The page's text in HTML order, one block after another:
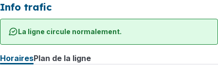
Info trafic
La ligne circule normalement.
HorairesPlan de la ligne